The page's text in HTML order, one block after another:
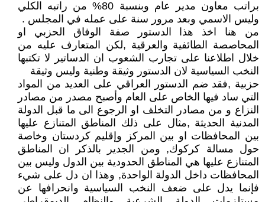
براتب معاون مدير عام وبنسبة 80% من راتبه الكلي
وليس الاسمي وبعد مرور سنة على عمله في المجلس .
من هنا اخذ هذا الدستور صفة الوفاق الحزبي او
المحاصصة الطائفية والعرقية ,لكن المتعارف عليه من
خلال اطلاعنا على تجارب الشعوب ان الدساتير لا تكتبها
النخب السياسية لان الدستور وثيقة وطنية وليس وثيقة
حزبية ,فقد ضم الدستور العراقي على العديد من المواد
التي ساد فيها الخاص على العام وأصبح مصدر من مصادر
النزاع و من مصادر التخلف او الرجوع الى ما قبل الدولة
المدنية الحديثة ,مثال على ذلك المناطق المتنازع عليها
بين المحافظات او بين المركز وإقليم كردستان وخاصة
حول مسالة كركوك, ومن الجدير بالذكر ان المناطق
المتنازع عليها هي المناطق الحدودية بين الدول وليس بين
المحافظات داخل الدولة الواحدة, وهذا ان دل على شيء
فإنما يدل على ضعف النخب السياسية وانحرافها عن